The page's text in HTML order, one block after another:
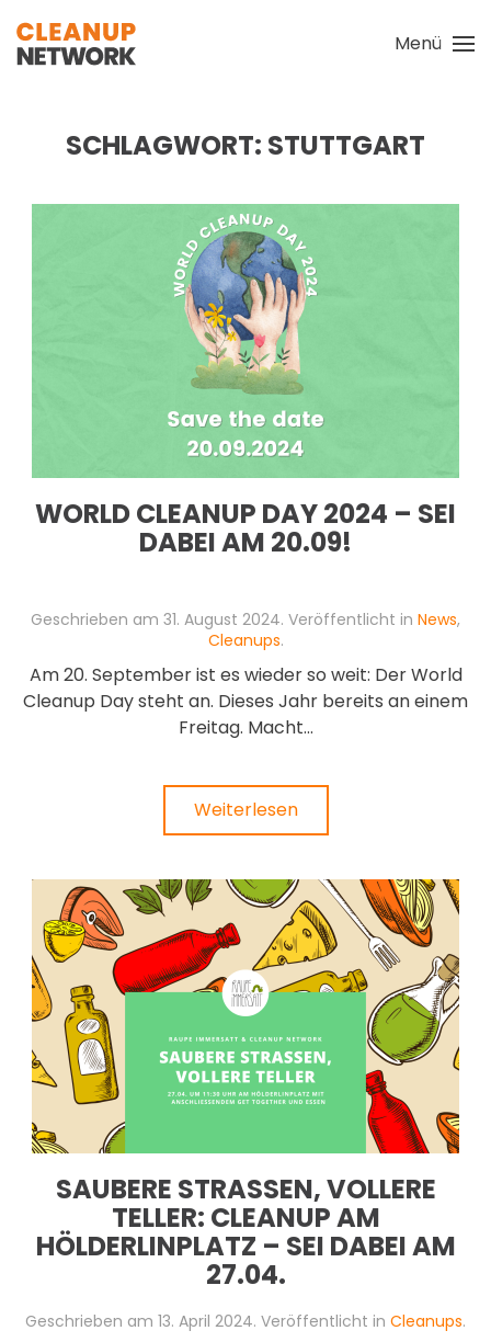
Zum Hauptinhalt springen
Menü
SCHLAGWORT: STUTTGART
WORLD CLEANUP DAY 2024 – SEI
DABEI AM 20.09!
Geschrieben am 31. August 2024. Veröffentlicht in News,
Cleanups.
Am 20. September ist es wieder so weit: Der World
Cleanup Day steht an. Dieses Jahr bereits an einem
Freitag. Macht...
Weiterlesen
SAUBERE STRASSEN, VOLLERE T
ELLER: CLEANUP AM H
ÖLDERLINPLATZ – SEI DABEI AM 2
7.04.
Geschrieben am 13. April 2024. Veröffentlicht in Cleanups.